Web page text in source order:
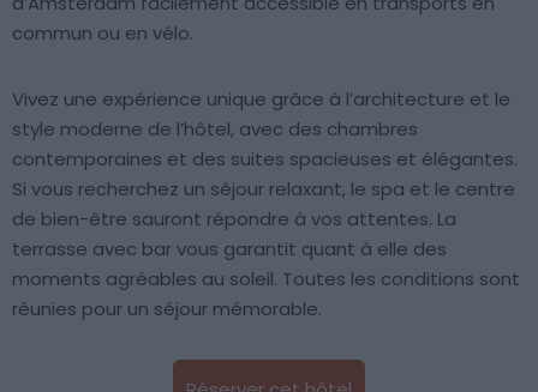
commun ou en vélo.
Vivez une expérience unique grâce à l’architecture et le
style moderne de l’hôtel, avec des chambres
contemporaines et des suites spacieuses et élégantes.
Si vous recherchez un séjour relaxant, le spa et le centre
de bien-être sauront répondre à vos attentes. La
terrasse avec bar vous garantit quant à elle des
moments agréables au soleil. Toutes les conditions sont
réunies pour un séjour mémorable.